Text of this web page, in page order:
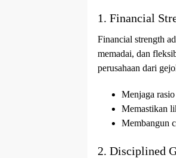
1. Financial
Financial strength
memadai, dan
perusahaan dari
Menjaga
Memastikan
Membangun
2. Disciplined